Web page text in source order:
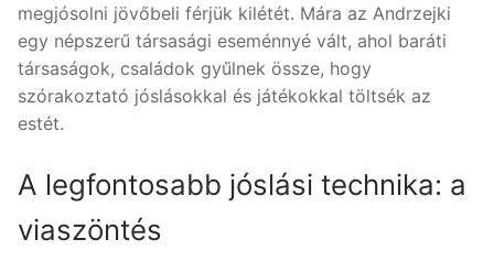
megjósolni jövőbeli férjük kilétét. Mára az Andrzejki
egy népszerű társasági eseménnyé vált, ahol baráti
társaságok, családok gyűlnek össze, hogy
szórakoztató jóslásokkal és játékokkal töltsék az
estét.
A legfontosabb jóslási technika: a
viaszöntés